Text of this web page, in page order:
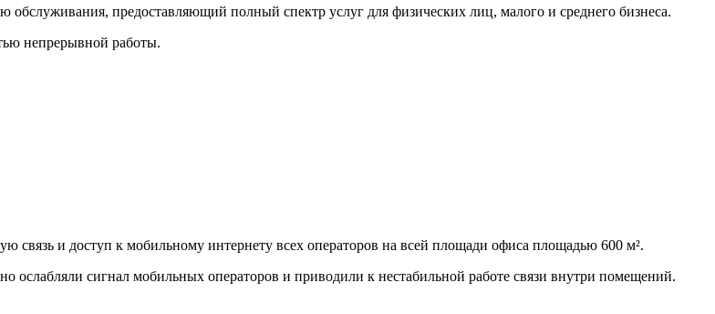
предоставляющий полный спектр услуг для физических лиц, малого и среднего бизнеса.
непрерывной работы.
связь и доступ к мобильному интернету всех операторов на всей площади офиса площадью 600 м².
ослабляли сигнал мобильных операторов и приводили к нестабильной работе связи внутри помещений.